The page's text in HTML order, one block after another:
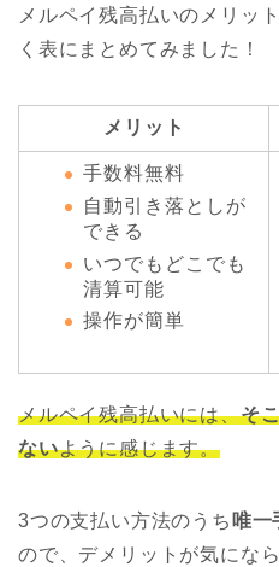
メルペイ残高払いのメリッ
く表にまとめてみました！
メリット
手数料無料
自動引き落としが
できる
いつでもどこでも
清算可能
操作が簡単
メルペイ残高払いには、そ
ないように感じます。
3つの支払い方法のうち唯一
ので、デメリットが気にな